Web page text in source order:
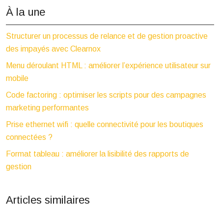
À la une
Structurer un processus de relance et de gestion proactive
des impayés avec Clearnox
Menu déroulant HTML : améliorer l’expérience utilisateur sur
mobile
Code factoring : optimiser les scripts pour des campagnes
marketing performantes
Prise ethernet wifi : quelle connectivité pour les boutiques
connectées ?
Format tableau : améliorer la lisibilité des rapports de
gestion
Articles similaires